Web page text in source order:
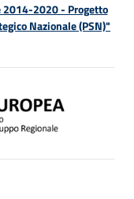
2014-2020 - Progetto
Nazionale (PSN)"